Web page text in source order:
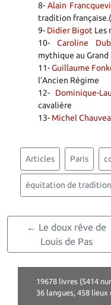
8-Alain
tradition
9- Didier Bigot Les
10-Caroline
mythique au Grand
11-Guillaume
l’Ancien Régime
12- Dominique-
cavalière
13- Michel
Articles Paris
équitation de
← Le doux rêve de
Louis de Pas
19678 livres (5414
36 langues, 458